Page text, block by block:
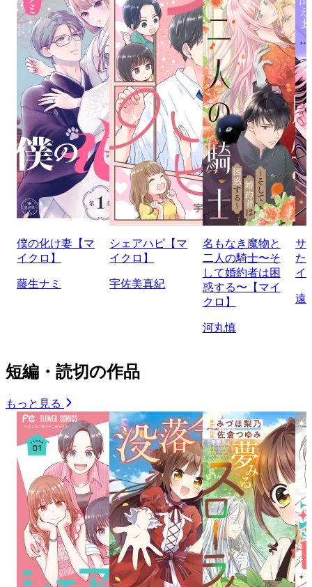
僕の化け妻【マ
イクロ】
藤生ナミ
シェアハピ【マ
イクロ】
宇佐美真紀
名もなき魔物と
二人の騎士〜そ
して婚約者は困
惑する〜【マイ
クロ】
河丸慎
サ
た
イ
遠
短編・読切の作品
もっと見る